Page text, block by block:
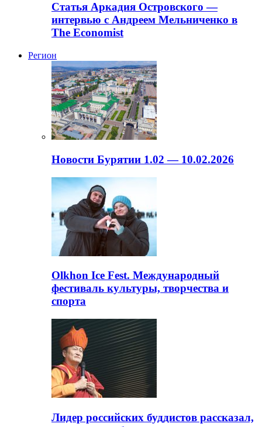
Статья Аркадия Островского —
интервью с Андреем Мельниченко в
The Economist
Регион
Новости Бурятии 1.02 — 10.02.2026
Olkhon Ice Fest. Международный
фестиваль культуры, творчества и
спорта
Лидер российских буддистов рассказал,